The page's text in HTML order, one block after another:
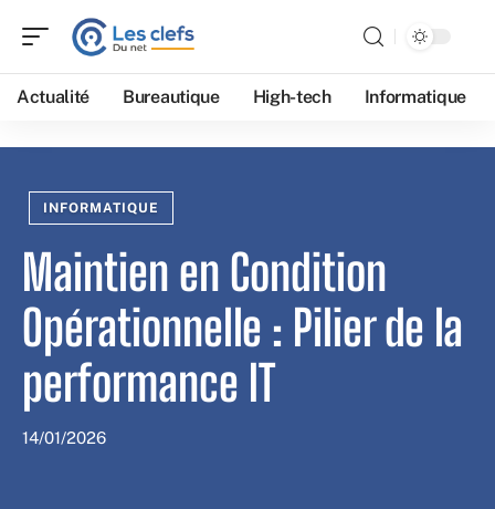
Actualité Bureautique High-tech Informatique
INFORMATIQUE
Maintien en Condition
Opérationnelle : Pilier de la
performance IT
14/01/2026